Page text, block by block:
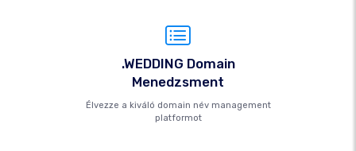
.WEDDING Domain
Menedzsment
Élvezze a kiváló domain név management
platformot